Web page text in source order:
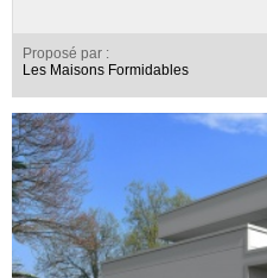
Proposé par :
Les Maisons Formidables